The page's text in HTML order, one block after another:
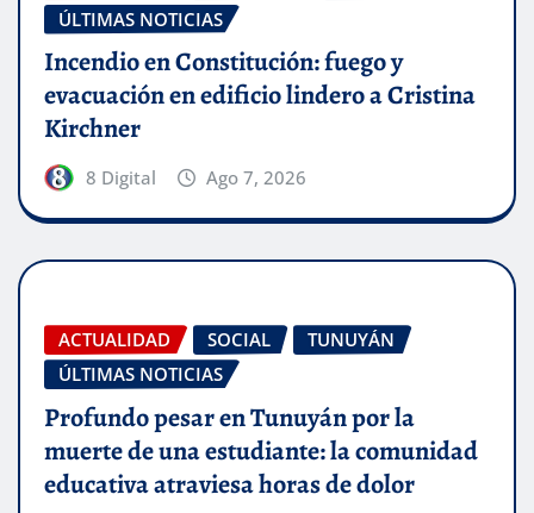
ÚLTIMAS NOTICIAS
Incendio en Constitución: fuego y
evacuación en edificio lindero a Cristina
Kirchner
8 Digital Ago 7, 2026
ACTUALIDAD SOCIAL
TUNUYÁN
ÚLTIMAS NOTICIAS
Profundo pesar en Tunuyán por la
muerte de una estudiante: la comunidad
educativa atraviesa horas de dolor